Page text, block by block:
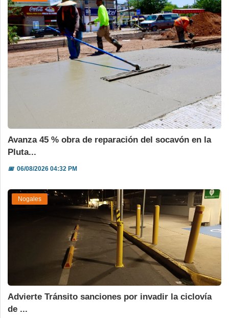
Avanza 45 % obra de reparación del socavón en la
Pluta...
📅06/08/2026 04:32 PM
Nogales
Advierte Tránsito sanciones por invadir la ciclovía
de ...